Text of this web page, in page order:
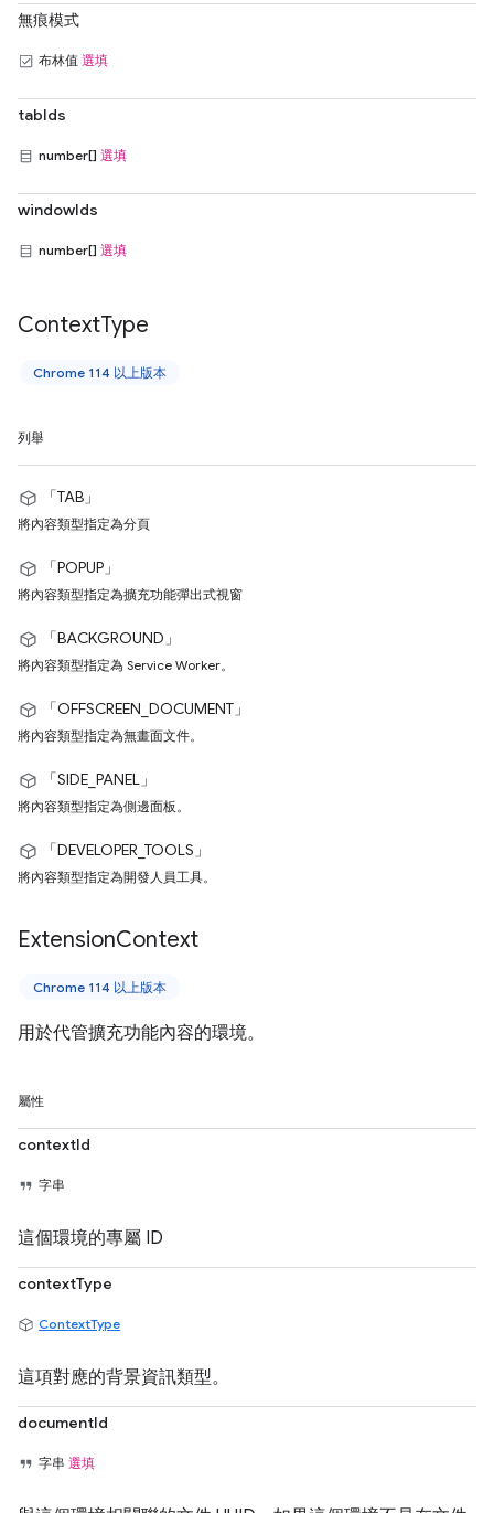
無痕模式
布林值 選填
tabIds
number[] 選填
windowIds
number[] 選填
ContextType
Chrome 114 以上版本
列舉
「TAB」
將內容類型指定為分頁
「POPUP」
將內容類型指定為擴充功能彈出式視窗
「BACKGROUND」
將內容類型指定為 Service Worker。
「OFFSCREEN_DOCUMENT」
將內容類型指定為無畫面文件。
「SIDE_PANEL」
將內容類型指定為側邊面板。
「DEVELOPER_TOOLS」
將內容類型指定為開發人員工具。
ExtensionContext
Chrome 114 以上版本
用於代管擴充功能內容的環境。
屬性
contextId
字串
這個環境的專屬 ID
contextType
ContextType
這項對應的背景資訊類型。
documentId
字串 選填